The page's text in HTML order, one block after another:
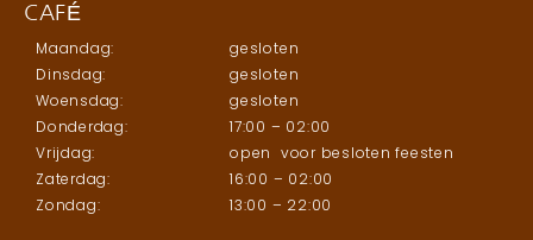
CAFÉ
Maandag:
Dinsdag:
Woensdag:
Donderdag:
Vrijdag:
Zaterdag:
Zondag:
gesloten
gesloten
gesloten
17:00 – 02:00
open voor besloten feesten
16:00 – 02:00
13:00 – 22:00